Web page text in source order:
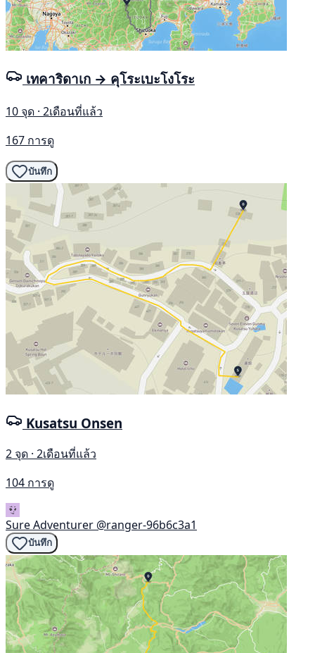
เทคาริดาเก → คุโระเบะโงโระ
10 จุด · 2เดือนที่แล้ว
167 การดู
บันทึก
Kusatsu Onsen
2 จุด · 2เดือนที่แล้ว
104 การดู
Sure Adventurer @ranger-96b6c3a1
บันทึก